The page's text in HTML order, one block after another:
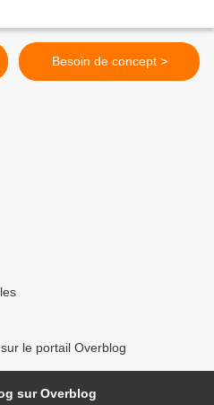
Besoin de concept >
le portail Overblog
sur Overblog